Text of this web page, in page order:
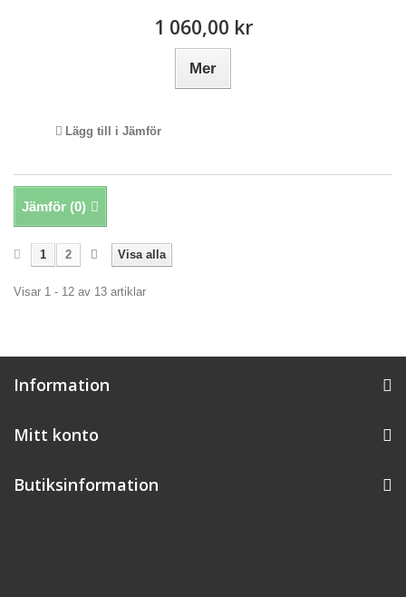
1 060,00 kr
Mer
Lägg till i Jämför
Jämför (0)
Visa alla
1 2
Visar 1 - 12 av 13 artiklar
Information
Mitt konto
Butiksinformation